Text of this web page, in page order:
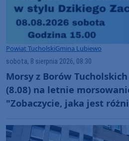
Powiat TucholskiGmina Lubiewo
sobota, 8 sierpnia 2026, 08:30
Morsy z Borów
(8.08) na letnie
"Zobaczycie, jaka jest